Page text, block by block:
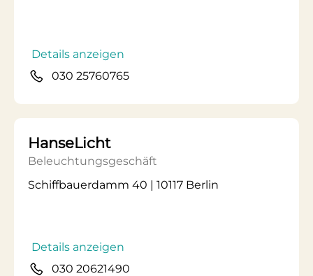
Details anzeigen
030 25760765
HanseLicht
Beleuchtungsgeschäft
Schiffbauerdamm 40 | 10117 Berlin
Details anzeigen
030 20621490